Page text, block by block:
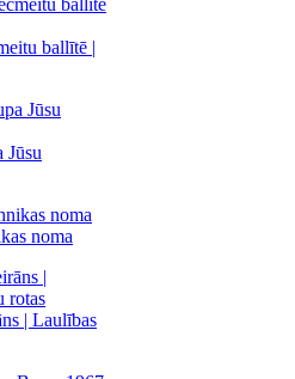
ballītē |
Jūsu
noma
| Laulības